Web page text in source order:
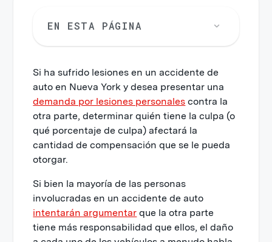
Si ha sufrido lesiones en un accidente de
auto en Nueva York y desea presentar una
demanda por lesiones personales contra la
otra parte, determinar quién tiene la culpa (o
qué porcentaje de culpa) afectará la
cantidad de compensación que se le pueda
otorgar.
Si bien la mayoría de las personas
involucradas en un accidente de auto
intentarán argumentar que la otra parte
tiene más responsabilidad que ellos, el daño
EN ESTA PÁGINA